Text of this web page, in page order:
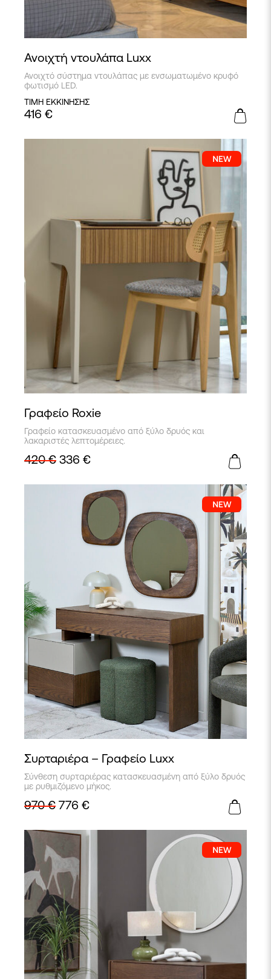
Ανοιχτή ντουλάπα Luxx
Ανοιχτό σύστημα ντουλάπας με ενσωματωμένο κρυφό
φωτισμό LED.
ΤΙΜΗ ΕΚΚΙΝΗΣΗΣ
416 €
Γραφείο Roxie
Γραφείο κατασκευασμένο από ξύλο δρυός και
λακαριστές λεπτομέρειες.
420€ 336 €
Συρταριέρα – Γραφείο Luxx
Σύνθεση συρταριέρας κατασκευασμένη από ξύλο δρυός
με ρυθμιζόμενο μήκος.
970€ 776 €